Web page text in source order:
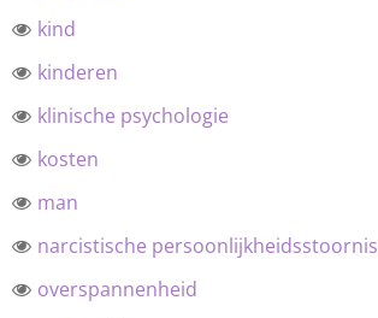
kind
kinderen
klinische psychologie
kosten
man
narcistische persoonlijkheidsstoornis
overspannenheid